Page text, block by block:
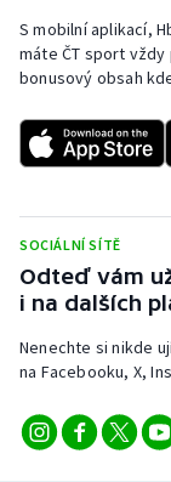
S mobilní aplikací,
máte ČT sport
bonusový obsah
SOCIÁLNÍ SÍTĚ
Odteď vám
i na dalších
Nenechte si nikde
na Facebooku, X,